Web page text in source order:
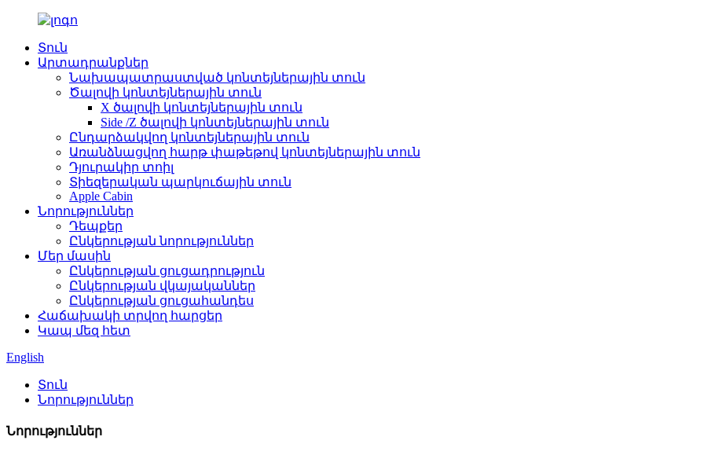
Տուն
Արտադրանքներ
Նախապատրաստված կոնտեյներային տուն
Ծալովի կոնտեյներային տուն
X ծալովի կոնտեյներային տուն
Side /Z ծալովի կոնտեյներային տուն
Ընդարձակվող կոնտեյներային տուն
Առանձնացվող հարթ փաթեթով կոնտեյներային տուն
Դյուրակիր տոիլ
Տիեզերական պարկուճային տուն
Apple Cabin
Նորություններ
Դեպքեր
Ընկերության նորություններ
Մեր մասին
Ընկերության ցուցադրություն
Ընկերության վկայականներ
Ընկերության ցուցահանդես
Հաճախակի տրվող հարցեր
Կապ մեզ հետ
English
Տուն
Նորություններ
Նորություններ